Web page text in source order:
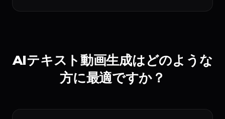
AIテキスト動画生成はどのような
方に最適ですか？